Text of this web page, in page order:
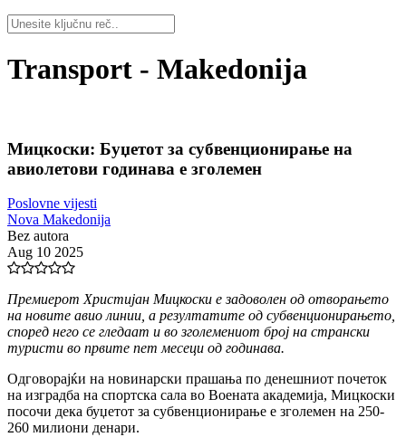
Transport - Makedonija
Мицкоски: Буџетот за субвенционирање на
авиолетови годинава е зголемен
Poslovne vijesti
Nova Makedonija
Bez autora
Aug 10 2025
Премиерот Христијан Мицкоски е задоволен од отворањето
на новите авио линии, а резултатите од субвенционирањето,
според него се гледаат и во зголемениот број на странски
туристи во првите пет месеци од годинава.
Одговорајќи на новинарски прашања по денешниот почеток
на изградба на спортска сала во Воената академија, Мицкоски
посочи дека буџетот за субвенционирање е зголемен на 250-
260 милиони денари.